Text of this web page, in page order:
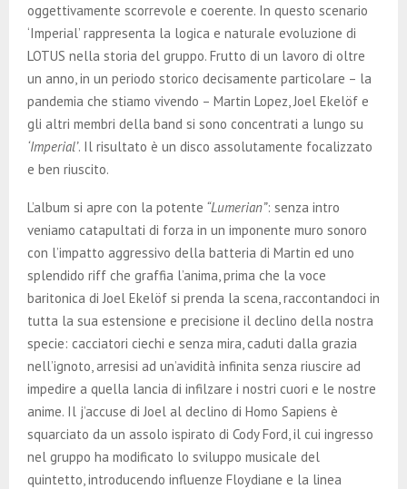
oggettivamente scorrevole e coerente. In questo scenario
‘Imperial’ rappresenta la logica e naturale evoluzione di
LOTUS nella storia del gruppo. Frutto di un lavoro di oltre
un anno, in un periodo storico decisamente particolare – la
pandemia che stiamo vivendo – Martin Lopez, Joel Ekelöf e
gli altri membri della band si sono concentrati a lungo su
‘Imperial’. Il risultato è un disco assolutamente focalizzato
e ben riuscito.
L’album si apre con la potente “Lumerian”: senza intro
veniamo catapultati di forza in un imponente muro sonoro
con l’impatto aggressivo della batteria di Martin ed uno
splendido riff che graffia l’anima, prima che la voce
baritonica di Joel Ekelöf si prenda la scena, raccontandoci in
tutta la sua estensione e precisione il declino della nostra
specie: cacciatori ciechi e senza mira, caduti dalla grazia
nell’ignoto, arresisi ad un’avidità infinita senza riuscire ad
impedire a quella lancia di infilzare i nostri cuori e le nostre
anime. Il j’accuse di Joel al declino di Homo Sapiens è
squarciato da un assolo ispirato di Cody Ford, il cui ingresso
nel gruppo ha modificato lo sviluppo musicale del
quintetto, introducendo influenze Floydiane e la linea